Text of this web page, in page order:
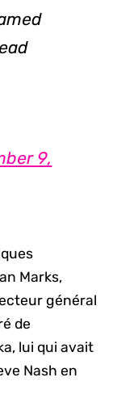
9,
Marks,
général
de
lui qui avait
Nash en